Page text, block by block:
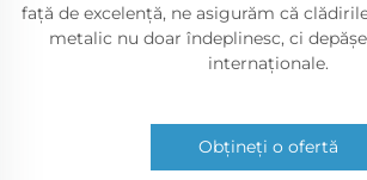
față de excelență, ne asigurăm că
metalic nu doar îndeplinesc, ci
internaționale.
Obțineți o ofertă